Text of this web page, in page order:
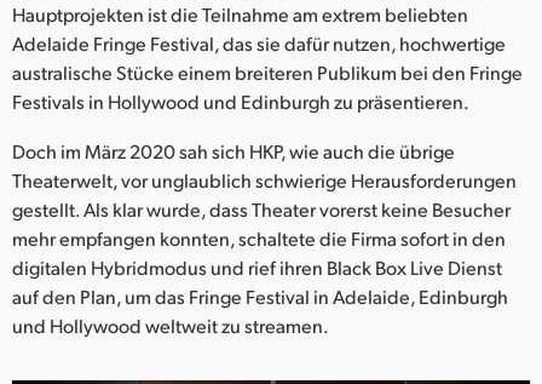
Portugal
Singapore
South Africa
Spain
Sweden
Chinese Taipei
Hauptprojekten ist die Teilnahme am extrem beliebten
Adelaide Fringe Festival, das sie dafür nutzen, hochwertige
australische Stücke einem breiteren Publikum bei den Fringe
Festivals in Hollywood und Edinburgh zu präsentieren.
Doch im März 2020 sah sich HKP, wie auch die übrige
Theaterwelt, vor unglaublich schwierige Herausforderungen
gestellt. Als klar wurde, dass Theater vorerst keine Besucher
mehr empfangen konnten, schaltete die Firma sofort in den
digitalen Hybridmodus und rief ihren Black Box Live Dienst
auf den Plan, um das Fringe Festival in Adelaide, Edinburgh
und Hollywood weltweit zu streamen.